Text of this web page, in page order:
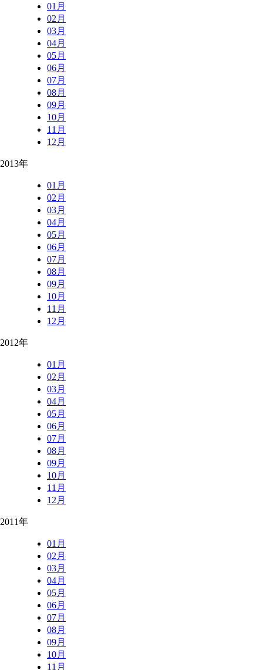
01月
02月
03月
04月
05月
06月
07月
08月
09月
10月
11月
12月
2013年
01月
02月
03月
04月
05月
06月
07月
08月
09月
10月
11月
12月
2012年
01月
02月
03月
04月
05月
06月
07月
08月
09月
10月
11月
12月
2011年
01月
02月
03月
04月
05月
06月
07月
08月
09月
10月
11月